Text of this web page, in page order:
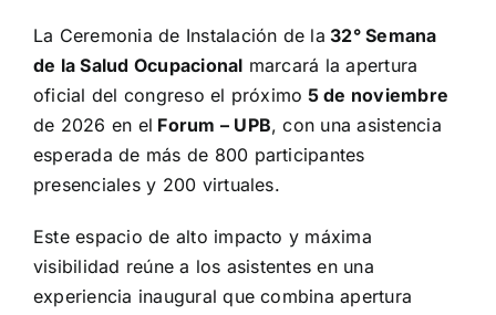
La Ceremonia de Instalación de la 32° Semana
de la Salud Ocupacional marcará la apertura
oficial del congreso el próximo 5 de noviembre
de 2026 en el Forum – UPB, con una asistencia
esperada de más de 800 participantes
presenciales y 200 virtuales.
Este espacio de alto impacto y máxima
visibilidad reúne a los asistentes en una
experiencia inaugural que combina apertura